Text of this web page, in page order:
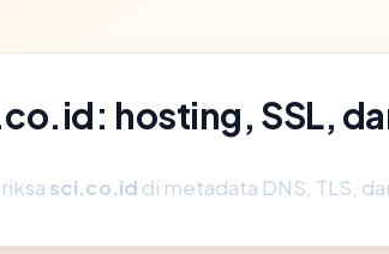
hosting, SSL,
sci.co.id di metadata DNS, TLS,